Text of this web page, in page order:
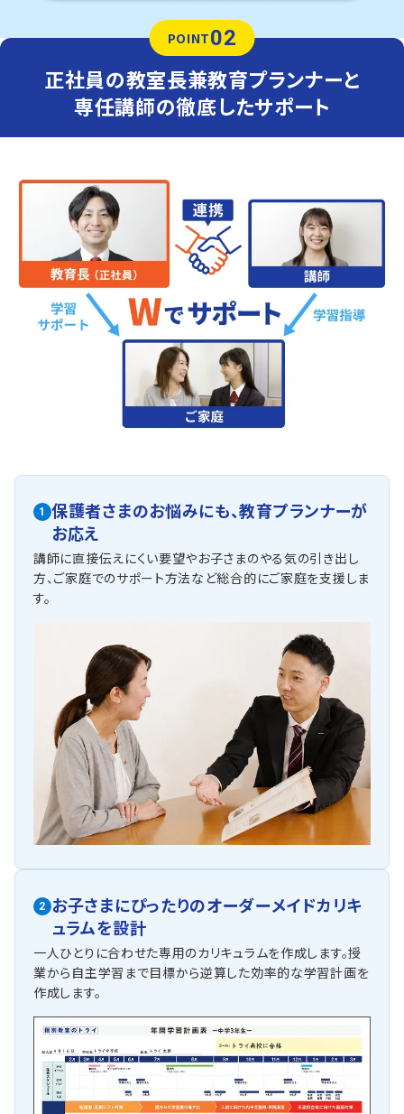
POINT02
正社員の教室長兼教育プランナーと
専任講師の徹底したサポート
1 保護者さまのお悩みにも、教育プランナーが
お応え
講師に直接伝えにくい要望やお子さまのやる気の引き出し
方、ご家庭でのサポート方法など総合的にご家庭を支援しま
す。
2 お子さまにぴったりのオーダーメイドカリキ
ュラムを設計
一人ひとりに合わせた専用のカリキュラムを作成します。授
業から自主学習まで目標から逆算した効率的な学習計画を
作成します。